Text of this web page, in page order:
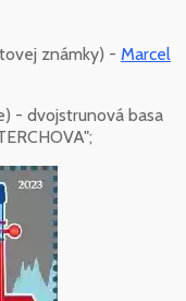
známky) - Marcel
- dvojstrunová basa